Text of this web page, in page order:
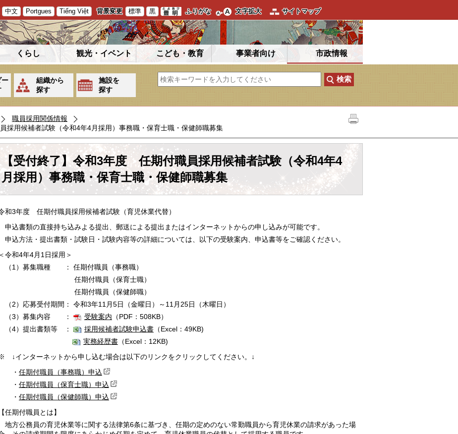
中文 Portgues Tiếng Việt 背景変更 標準 黒 ふりがな 文字拡大 サイトマップ
くらし 観光・イベント こども・教育 事業者向け 市政情報
ー
組織から
探す
施設を
探す
職員採用関係情報
採用候補者試験（令和4年4月採用）事務職・保育士職・保健師職募集
【受付終了】令和3年度 任期付職員採用候補者試験（令和4年4
月採用）事務職・保育士職・保健師職募集
和3年度 任期付職員採用候補者試験（育児休業代替）
申込書類の直接持ち込みよる提出、郵送による提出またはインターネットからの申し込みが可能です。
申込方法・提出書類・試験日・試験内容等の詳細については、以下の受験案内、申込書等をご確認ください。
＜令和4年4月1日採用＞
（1）募集職種 ： 任期付職員（事務職）
任期付職員（保育士職）
任期付職員（保健師職）
（2）応募受付期間： 令和3年11月5日（金曜日）～11月25日（木曜日）
（3）募集内容 ：
受験案内 （PDF：508KB）
（4）提出書類等 ：
採用候補者試験申込書 （Excel：49KB)
実務経歴書 （Excel：12KB)
↓インターネットから申し込む場合は以下のリンクをクリックしてください。↓
・ 任期付職員（事務職）申込
・ 任期付職員（保育士職）申込
・ 任期付職員（保健師職）申込
【任期付職員とは】
地方公務員の育児休業等に関する法律第6条に基づき、任期の定めのない常勤職員から育児休業の請求があった場